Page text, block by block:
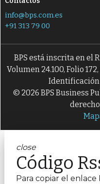
info@bps.com.es
+91 313 79 00
BPS está inscrita en el
Volumen 24.100, Folio
Identificación
© 2026 BPS Business
close
Código
Para copiar el enlace